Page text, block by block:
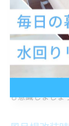
きるよう全体を
「高齢の親と同
「浴槽のまた
た実際の声から
分かります。補
も意識しましょ